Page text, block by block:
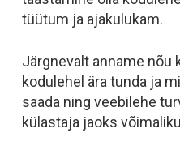
tüütum ja ajakulukam.
Järgnevalt anname nõu
kodulehel ära tunda ja
saada ning veebilehe
külastaja jaoks